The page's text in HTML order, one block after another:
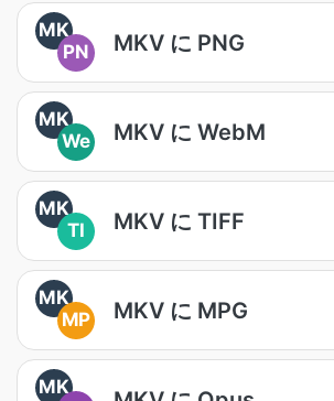
MK
PN
MKV に PNG
MK
We
MKV に WebM
MK
TI
MKV に TIFF
MK
MP
MKV に MPG
MK